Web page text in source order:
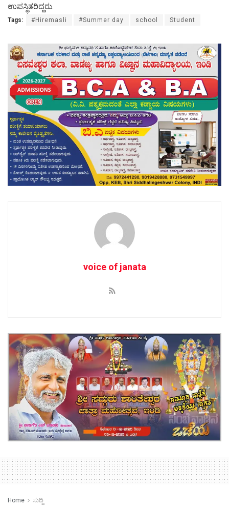
ಉಪಸ್ಥಿತರಿದ್ದರು.
Tags: #Hiremasli #Summer day school Student
voice of janata
Home ಸುದ್ದಿ